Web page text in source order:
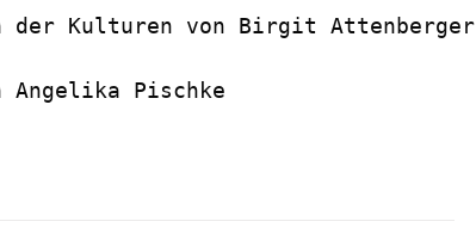
der Kulturen von Birgit Attenberger
Angelika Pischke